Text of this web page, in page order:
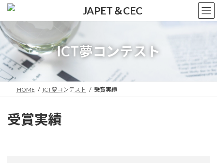
テ
ン
へ
ス
キ
ッ
ゲ
ー
ョ
ン
に
移
ICT夢コンテスト
HOME ICT夢コンテスト 受賞実績
受賞実績